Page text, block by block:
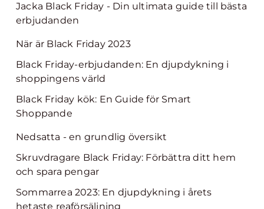
Jacka Black Friday - Din ultimata guide till bästa
erbjudanden
När är Black Friday 2023
Black Friday-erbjudanden: En djupdykning i
shoppingens värld
Black Friday kök: En Guide för Smart
Shoppande
Nedsatta - en grundlig översikt
Skruvdragare Black Friday: Förbättra ditt hem
och spara pengar
Sommarrea 2023: En djupdykning i årets
hetaste reaförsäljning